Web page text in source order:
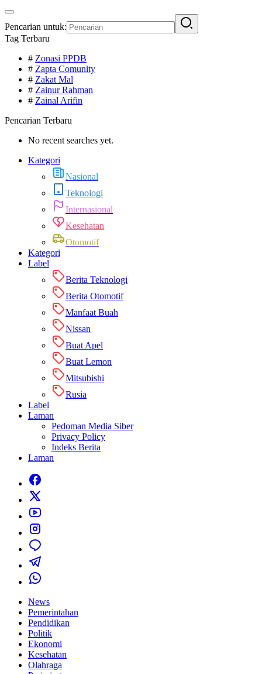
Pencarian untuk:
Tag Terbaru
# Zonasi PPDB
# Zapta Comunity
# Zakat Mal
# Zainur Rahman
# Zainal Arifin
Pencarian Terbaru
No recent searches yet.
Kategori
Nasional
Teknologi
Internasional
Kesehatan
Otomotif
Kategori
Label
Berita Teknologi
Berita Otomotif
Manfaat Buah
Nissan
Buat Apel
Buat Lemon
Mitsubishi
Rusia
Label
Laman
Pedoman Media Siber
Privacy Policy
Indeks Berita
Laman
News
Pemerintahan
Pendidikan
Politik
Ekonomi
Kesehatan
Olahraga